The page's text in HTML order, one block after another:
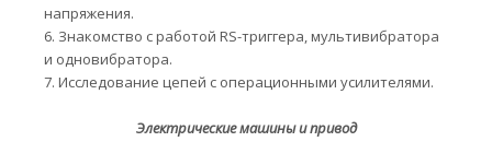
напряжения.
6. Знакомство с работой RS-триггера, мультивибратора
и одновибратора.
7. Исследование цепей с операционными усилителями.
Электрические машины и привод